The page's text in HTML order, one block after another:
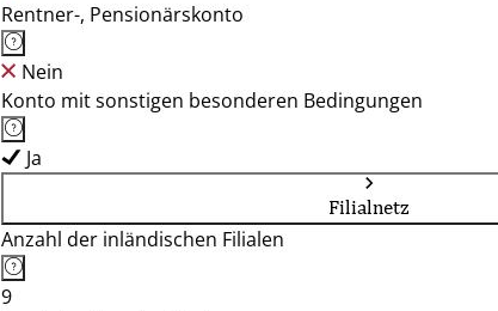
Rentner-, Pensionärskonto
Nein
Konto mit sonstigen besonderen Bedingungen
Ja
Filialnetz
Anzahl der inländischen Filialen
9